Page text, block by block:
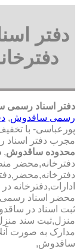
دفتر
دفتر اسناد
رسمی ساقدوش,
پورعباسی- با
مجرب دفتر
محدوده ساقدوش,
دفترخانه,محضر
ادارات,دفترخانه
محضر اسناد رسمی
ثبت اسناد در
منزل,ثبت سند
مدارک به صورت
ساقدوش,